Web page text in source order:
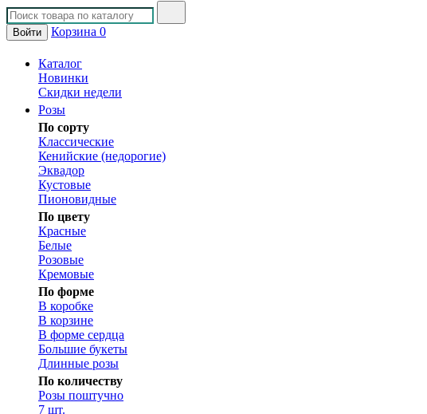
Войти Корзина 0
Каталог
Новинки
Скидки недели
Розы
По сорту
Классические
Кенийские (недорогие)
Эквадор
Кустовые
Пионовидные
По цвету
Красные
Белые
Розовые
Кремовые
По форме
В коробке
В корзине
В форме сердца
Большие букеты
Длинные розы
По количеству
Розы поштучно
7 шт.